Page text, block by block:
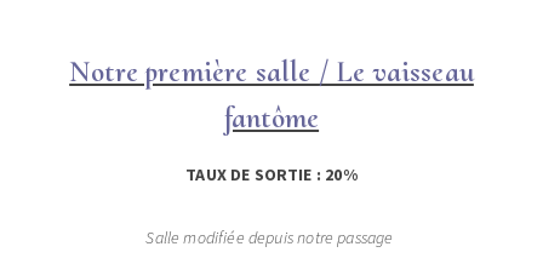
Notre première salle / Le vaisseau
fantôme
TAUX DE SORTIE : 20%
Salle modifiée depuis notre passage